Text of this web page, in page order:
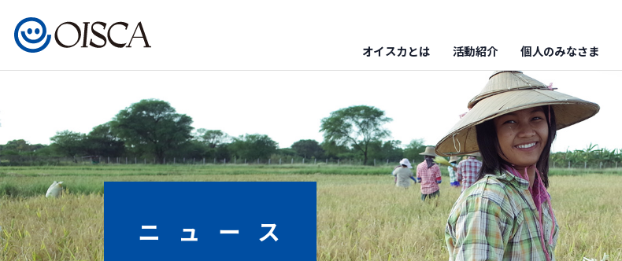
オイスカとは 活動紹介 個人のみなさま
ニュース